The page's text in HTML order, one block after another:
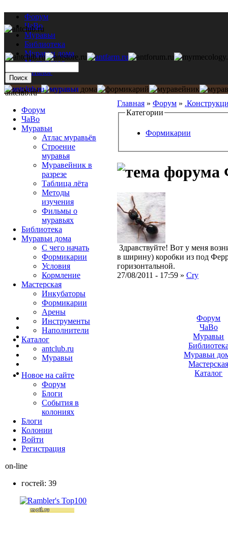
Форум
ЧаВо
Муравьи
Библиотека
Муравьи дома
Мастерская
Каталог
Главная » Форум »
Категории
Формикарии
Здравствуйте! Вот у меня
в ширину) коробки из под
горизонтальной.
27/08/2011 - 17:59 » Cry
antclub.ru
Форум
ЧаВо
Муравьи
Атлас муравьёв
Строение
муравья
Муравейник в
разрезе
Таблица лёта
Методы
изучения
Фильмы о
муравьях
Библиотека
Муравьи дома
С чего начать
Формикарии
Условия
Кормление
Мастерская
Инкубаторы
Формикарии
Арены
Инструменты
Наполнители
Каталог
antclub.ru
Муравьи
Новое на сайте
Форум
Блоги
События в
колониях
Блоги
Колонии
Войти
Peгиcтpaция
on-line
гостей: 39
Форум
ЧаВо
Муравьи
Муравьи
Каталог